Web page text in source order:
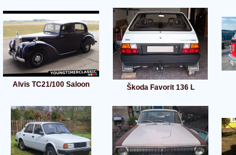
Alvis TC21/100 Saloon Škoda Favorit 136 L